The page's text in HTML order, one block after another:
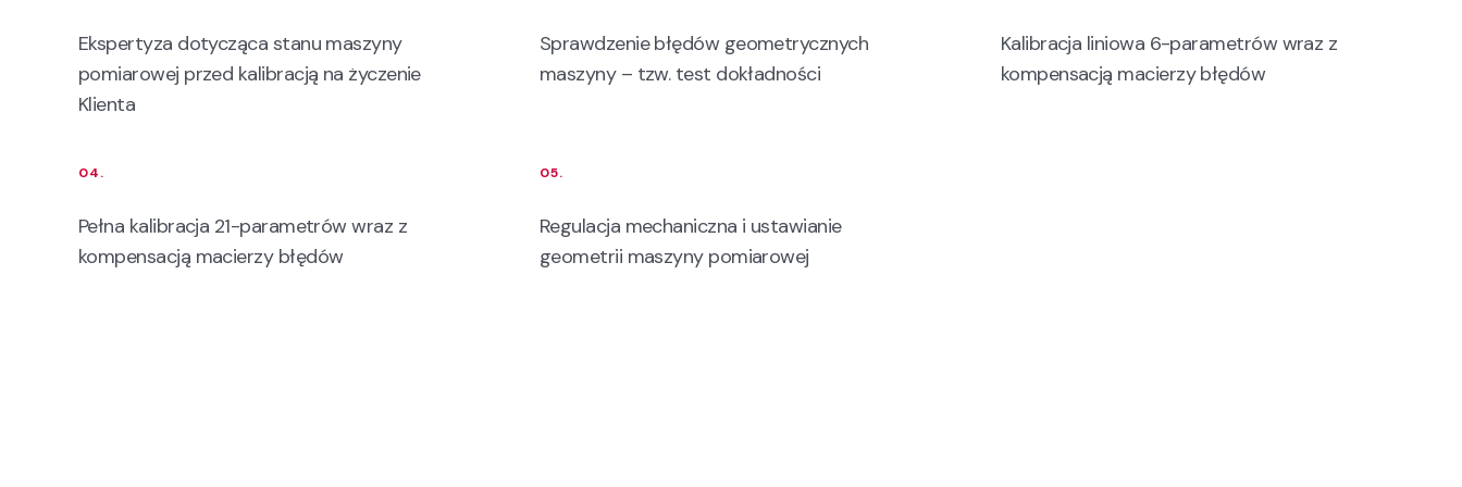
Ekspertyza dotycząca stanu maszyny
pomiarowej przed kalibracją na życzenie
Klienta
Sprawdzenie błędów geometrycznych
maszyny – tzw. test dokładności
Kalibracja liniowa 6-parametrów wraz z
kompensacją macierzy błędów
04.
Pełna kalibracja 21-parametrów wraz z
kompensacją macierzy błędów
05.
Regulacja mechaniczna i ustawianie
geometrii maszyny pomiarowej